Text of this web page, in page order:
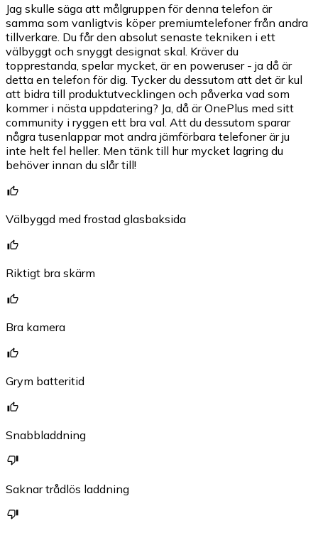
Jag skulle säga att målgruppen för denna telefon är
samma som vanligtvis köper premiumtelefoner från andra
tillverkare. Du får den absolut senaste tekniken i ett
välbyggt och snyggt designat skal. Kräver du
topprestanda, spelar mycket, är en poweruser - ja då är
detta en telefon för dig. Tycker du dessutom att det är kul
att bidra till produktutvecklingen och påverka vad som
kommer i nästa uppdatering? Ja, då är OnePlus med sitt
community i ryggen ett bra val. Att du dessutom sparar
några tusenlappar mot andra jämförbara telefoner är ju
inte helt fel heller. Men tänk till hur mycket lagring du
behöver innan du slår till!
Välbyggd med frostad glasbaksida
Riktigt bra skärm
Bra kamera
Grym batteritid
Snabbladdning
Saknar trådlös laddning